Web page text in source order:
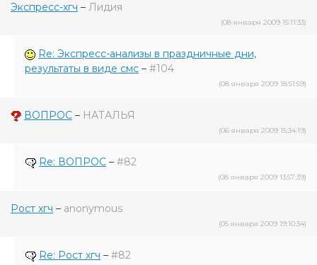
Экспресс-хгч – Лидия
(08 января 2009 15:11:33)
Re: Экспресс-анализы в праздничные дни,
результаты в виде смс – #104
(08 января 2009 18:51:59)
ВОПРОС – НАТАЛЬЯ
(06 января 2009 15:34:19)
Re: ВОПРОС – #82
(08 января 2009 13:57:39)
Рост хгч – anonymous
(05 января 2009 19:10:34)
Re: Рост хгч – #82